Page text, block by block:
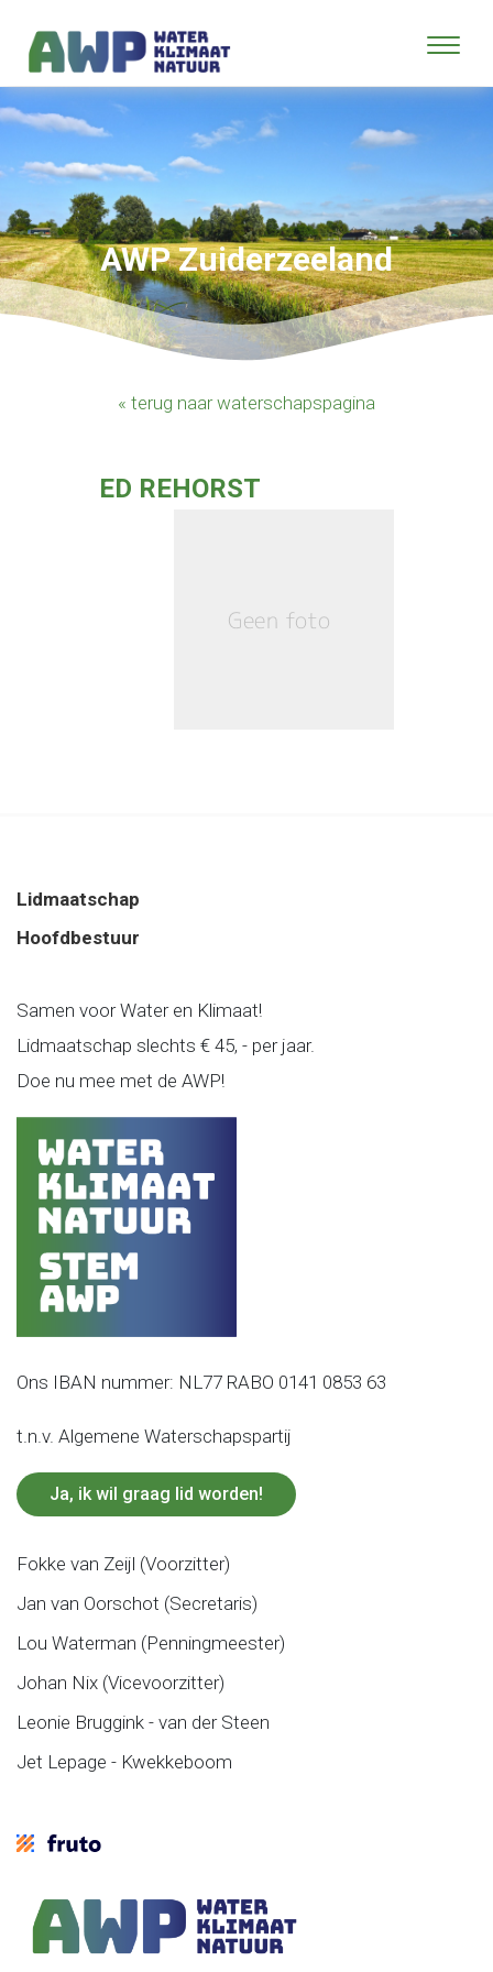
AWP Zuiderzeeland
« terug naar waterschapspagina
ED REHORST
Lidmaatschap
Hoofdbestuur
Samen voor Water en Klimaat!
Lidmaatschap slechts € 45, - per jaar.
Doe nu mee met de AWP!
Ons IBAN nummer: NL77 RABO 0141 0853 63
t.n.v. Algemene Waterschapspartij
Ja, ik wil graag lid worden!
Fokke van Zeijl (Voorzitter)
Jan van Oorschot (Secretaris)
Lou Waterman (Penningmeester)
Johan Nix (Vicevoorzitter)
Leonie Bruggink - van der Steen
Jet Lepage - Kwekkeboom